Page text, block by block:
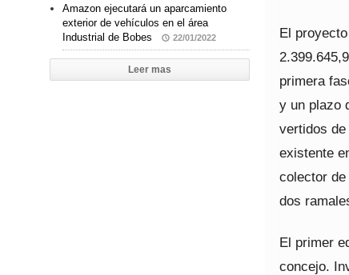
El
primera
y un plazo
vertidos
existente
colector
dos
El primer
concejo.
Amazon ejecutará un aparcamiento
exterior de vehículos en el área
Industrial de Bobes
22/01/2022
Leer mas